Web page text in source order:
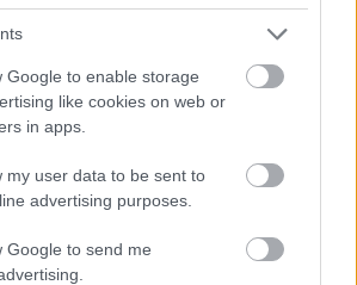
Google to enable storage
like cookies on web or
in apps.
my user data to be sent to
advertising purposes.
Google to send me
άνθρωποι αγοράζουν ένα πακέτο
και μετά απλά πετούν τα υπόλοιπα
οι οποίοι πετούν το ληγμένο
του. Σε αντάλλαγμα, ο
καλοδιατηρημένα
θησαυρό των απορριμμάτων στον